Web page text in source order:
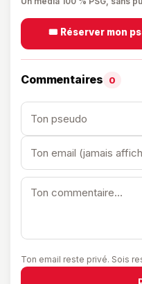
🎟️ Réserver mon
Commentaires 0
Ton email reste privé. Sois